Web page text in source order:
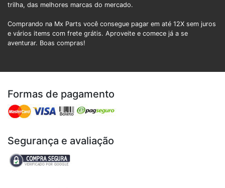
trilha, das melhores marcas do mercado.
Comprando na Mx Parts você consegue pagar em até 12X sem juros
e vários items com frete grátis. Aproveite e comece já a se
aventurar. Boas compras!
Formas de pagamento
Segurança e avaliação